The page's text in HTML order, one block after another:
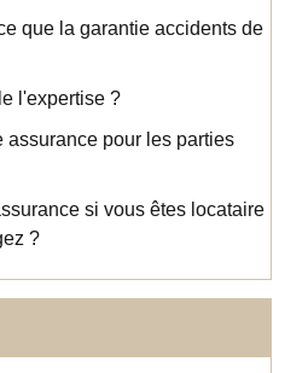
que la garantie accidents de
l'expertise ?
assurance pour les parties
si vous êtes locataire
?